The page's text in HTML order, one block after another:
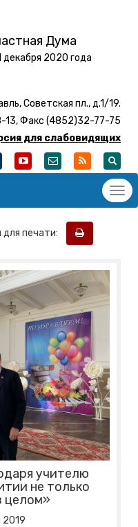
Дума
2020 года
Советская пл., д.1/19.
13, Факс (4852)32-77-75
для слабовидящих
для печати:
учителю
не только
целом»
2019